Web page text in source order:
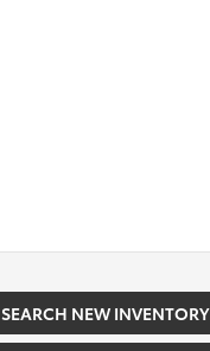
SEARCH NEW INVENTORY